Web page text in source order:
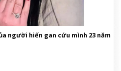
người hiến gan cứu mình 23 năm